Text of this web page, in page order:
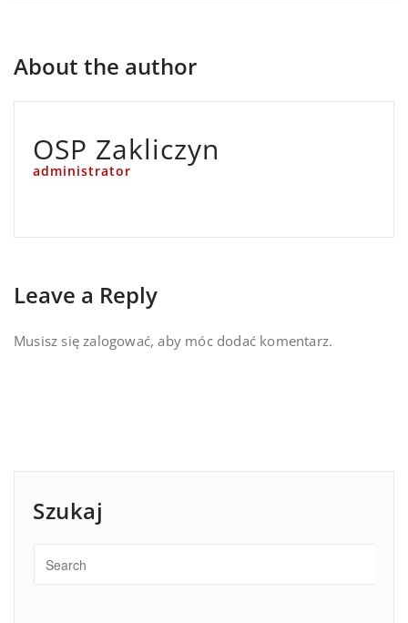
About the author
OSP Zakliczyn
administrator
Leave a Reply
Musisz sięzalogować, aby móc dodać komentarz.
Szukaj